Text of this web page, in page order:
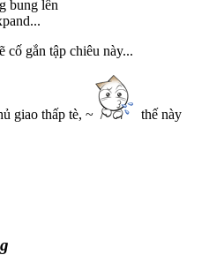
bung lên
cố gắn tập chiêu này...
giao thấp tè, ~
thế này